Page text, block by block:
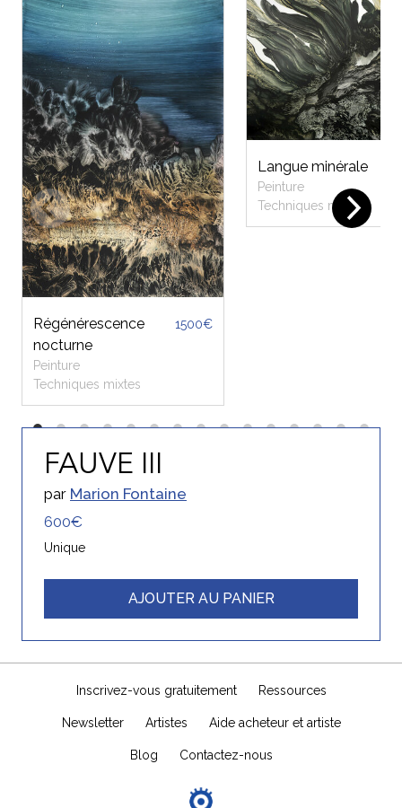
Régénérescence
nocturne
Peinture
Techniques mixtes
1500€
Langue minérale
Peinture
Techniques mixtes
FAUVE III
par Marion Fontaine
600€
Unique
AJOUTER AU PANIER
Inscrivez-vous gratuitement Ressources
Newsletter Artistes Aide acheteur et artiste
Blog Contactez-nous